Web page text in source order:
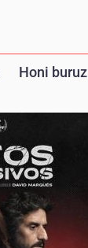
Honi buruz